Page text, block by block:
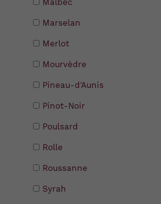
Malbec
Marselan
Merlot
Mourvèdre
Pineau-d'Aunis
Pinot-Noir
Poulsard
Rolle
Roussanne
Syrah